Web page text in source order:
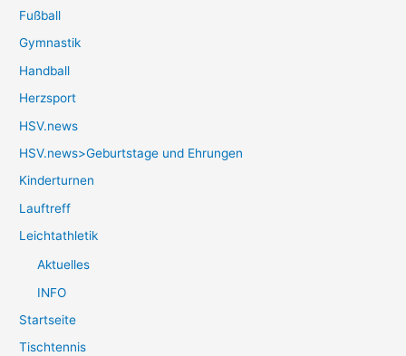
Fußball
Gymnastik
Handball
Herzsport
HSV.news
HSV.news>Geburtstage und Ehrungen
Kinderturnen
Lauftreff
Leichtathletik
Aktuelles
INFO
Startseite
Tischtennis